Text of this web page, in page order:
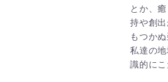
とか、
持や創
もつか
私達の
識的に